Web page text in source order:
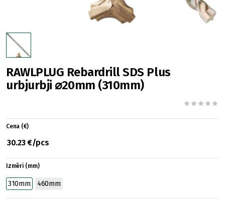
RAWLPLUG Rebardrill SDS Plus
urbjurbji ⌀20mm (310mm)
Cena (€)
30.23 €/pcs
Izmēri (mm)
310mm 460mm